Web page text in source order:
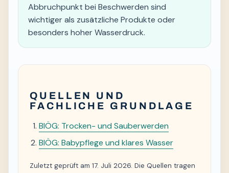
Abbruchpunkt bei Beschwerden sind
wichtiger als zusätzliche Produkte oder
besonders hoher Wasserdruck.
QUELLEN UND
FACHLICHE GRUNDLAGE
BIÖG: Trocken- und Sauberwerden
BIÖG: Babypflege und klares Wasser
Zuletzt geprüft am 17. Juli 2026. Die Quellen tragen